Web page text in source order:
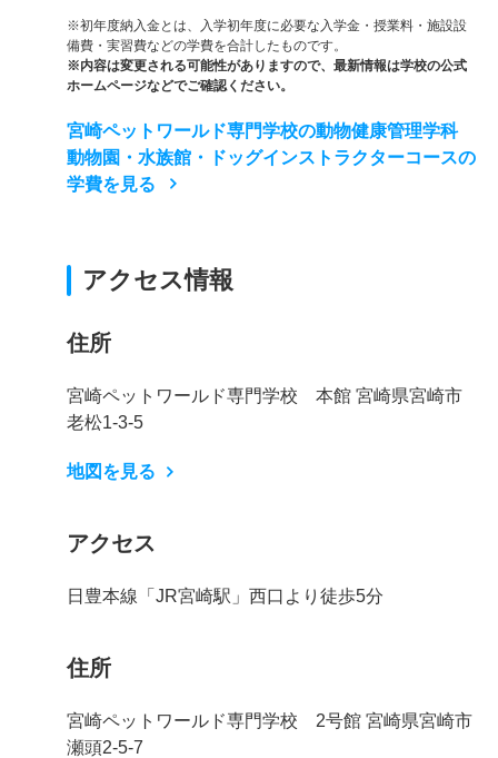
※初年度納入金とは、入学初年度に必要な入学金・授業料・施設設
備費・実習費などの学費を合計したものです。
※内容は変更される可能性がありますので、最新情報は学校の公式
ホームページなどでご確認ください。
宮崎ペットワールド専門学校の動物健康管理学科
動物園・水族館・ドッグインストラクターコースの
学費を見る
アクセス情報
住所
宮崎ペットワールド専門学校 本館 宮崎県宮崎市
老松1-3-5
地図を見る
アクセス
日豊本線「JR宮崎駅」西口より徒歩5分
住所
宮崎ペットワールド専門学校 2号館 宮崎県宮崎市
瀬頭2-5-7